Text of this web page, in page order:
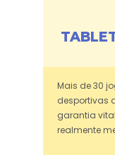
Mais de 30
desportivas
garantia
realmente